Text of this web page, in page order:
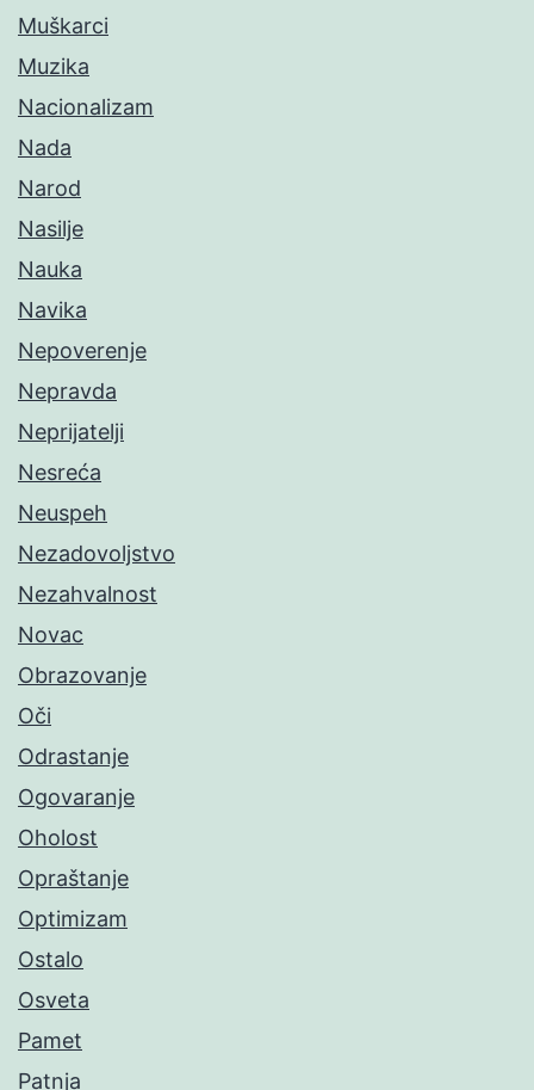
Muškarci
Muzika
Nacionalizam
Nada
Narod
Nasilje
Nauka
Navika
Nepoverenje
Nepravda
Neprijatelji
Nesreća
Neuspeh
Nezadovoljstvo
Nezahvalnost
Novac
Obrazovanje
Oči
Odrastanje
Ogovaranje
Oholost
Opraštanje
Optimizam
Ostalo
Osveta
Pamet
Patnja